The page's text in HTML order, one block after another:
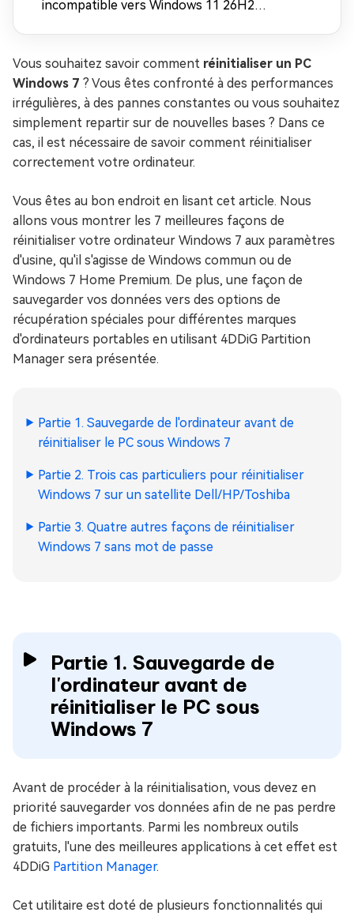
incompatible vers Windows 11 26H2
Vous souhaitez savoir comment réinitialiser un PC
Windows 7 ? Vous êtes confronté à des performances
irrégulières, à des pannes constantes ou vous souhaitez
simplement repartir sur de nouvelles bases ? Dans ce
cas, il est nécessaire de savoir comment réinitialiser
correctement votre ordinateur.
Vous êtes au bon endroit en lisant cet article. Nous
allons vous montrer les 7 meilleures façons de
réinitialiser votre ordinateur Windows 7 aux paramètres
d'usine, qu'il s'agisse de Windows commun ou de
Windows 7 Home Premium. De plus, une façon de
sauvegarder vos données vers des options de
récupération spéciales pour différentes marques
d'ordinateurs portables en utilisant 4DDiG Partition
Manager sera présentée.
Partie 1. Sauvegarde de l'ordinateur avant de
réinitialiser le PC sous Windows 7
Partie 2. Trois cas particuliers pour réinitialiser
Windows 7 sur un satellite Dell/HP/Toshiba
Partie 3. Quatre autres façons de réinitialiser
Windows 7 sans mot de passe
Partie 1. Sauvegarde de
l'ordinateur avant de
réinitialiser le PC sous
Windows 7
Avant de procéder à la réinitialisation, vous devez en
priorité sauvegarder vos données afin de ne pas perdre
de fichiers importants. Parmi les nombreux outils
gratuits, l'une des meilleures applications à cet effet est
4DDiG Partition Manager.
Cet utilitaire est doté de plusieurs fonctionnalités qui